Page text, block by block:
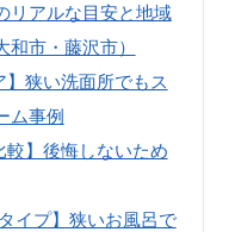
リアルな目安と地域
市・藤沢市）
】狭い洗面所でもス
ム事例
較】後悔しないため
イプ】狭いお風呂で